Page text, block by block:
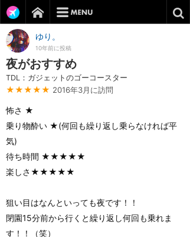
ゆり。
10年前に投稿
夜がおすすめ
TDL：ガジェットのゴーコースター
★★★★★ 2016年3月に訪問
怖さ ★
乗り物酔い ★(何回も繰り返し乗らなければ平
気)
待ち時間 ★★★★★
楽しさ★★★★★
狙い目はなんといっても夜です！！
閉園15分前から行くと繰り返し何回も乗れま
す！！（笑）